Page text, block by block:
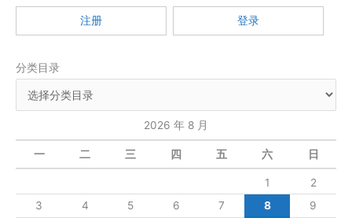
：
注册
登录
分类目录
2026 年 8 月
一 二 三 四 五 六 日
1
2
3
4 5 6 7 8
9